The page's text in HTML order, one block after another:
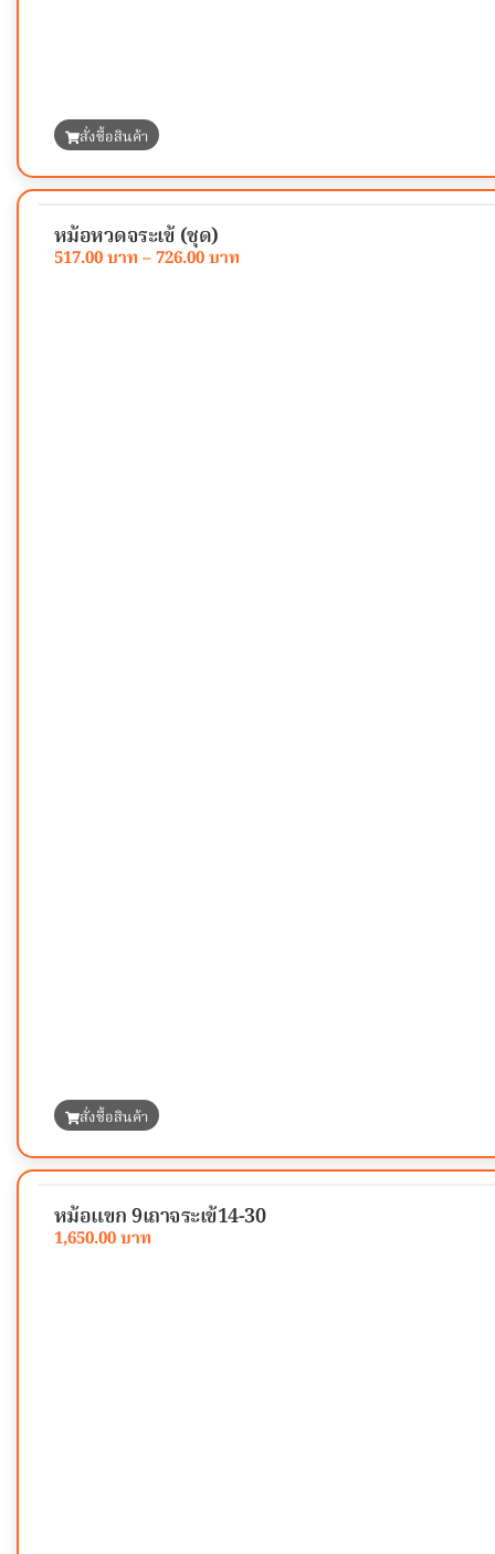
สั่งซื้อสินค้า
หม้อหวดจระเข้ (ชุด)
517.00 –726.00
สั่งซื้อสินค้า
หม้อแขก 9เถาจระเข้14-30
1,650.00